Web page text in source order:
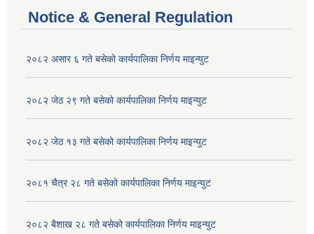
Notice & General Regulation
२०८२ असार ६ गते बसेको कार्यपालिका निर्णय माइन्युट
२०८२ जेठ २९ गते बसेको कार्यपालिका निर्णय माइन्युट
२०८२ जेठ १३ गते बसेको कार्यपालिका निर्णय माइन्युट
२०८१ चैत्र २८ गते बसेको कार्यपालिका निर्णय माइन्युट
२०८२ बैशाख २८ गते बसेको कार्यपालिका निर्णय माइन्युट